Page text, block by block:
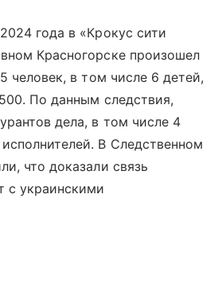
года в «Крокус сити
Красногорске произошел
человек, в том числе 6 детей,
По данным следствия,
дела, в том числе 4
В Следственном
что доказали связь
с украинскими